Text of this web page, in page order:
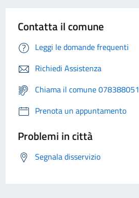
Contatta il comune
Leggi le domande frequenti
Richiedi Assistenza
Chiama il comune 078388051
Prenota un appuntamento
Problemi in città
Segnala disservizio